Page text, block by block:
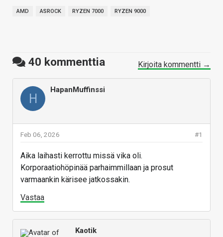
AMD ASROCK RYZEN 7000 RYZEN 9000
40 kommenttia Kirjoita kommentti →
H
HapanMuffinssi
#1
Feb 06, 2026
Aika laihasti kerrottu missä vika oli.
Korporaatiohöpinää parhaimmillaan ja prosut
varmaankin kärisee jatkossakin.
Vastaa
Kaotik